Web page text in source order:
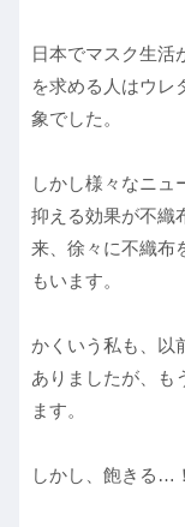
日本でマスク生活
を求める人はウレ
象でした。
しかし様々なニュ
抑える効果が不織
来、徐々に不織布
もいます。
かくいう私も、以
ありましたが、も
ます。
しかし、飽きる…